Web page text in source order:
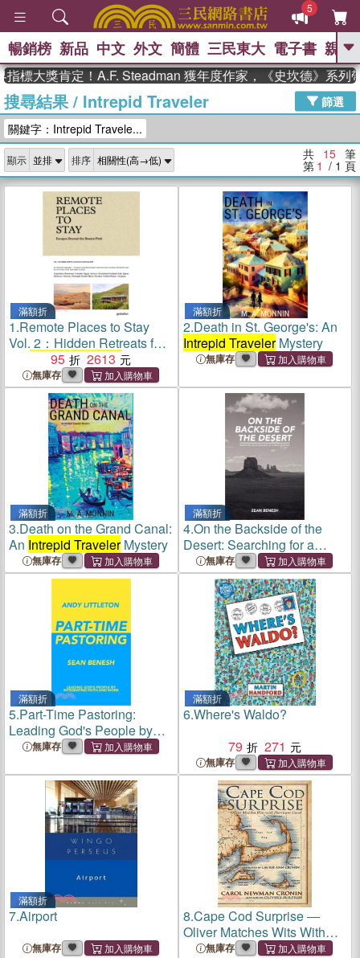
5
GO
熱搜： 東野圭吾 高希均教授回憶錄
、 The Odyssey 、 父親節 、 如果歷
獎 臺灣漫遊錄 、 方念華 、 台灣的李
登輝時代
數學女孩：黎曼猜想 、
偉大的迷走神經
暢銷榜 新品 中文 外文 簡體 三民東大 電子書 親子
大獎肯定！A.F. Steadman 獲年度作家，《史坎德》系列帶
搜尋結果/ Intrepid Traveler
篩選
關鍵字：Intrepid Travele...
顯示 排序 共 15 筆
第 1 / 1 頁
滿額折
1.Remote Places to Stay
Vol. 2：Hidden Retreats for
Intrepid Traveler
95 2613
無庫存
滿額折
2.Death in St. George's: An
Intrepid TravelerMystery
無庫存
滿額折
3.Death on the Grand Canal:
An Intrepid TravelerMystery
無庫存
滿額折
4.On the Backside of the
Desert: Searching for a
Theology of Church Planting
無庫存
滿額折
5.Part-Time Pastoring:
Leading God's People by
Integrating Faith and Work
無庫存
滿額折
6.Where's Waldo?
79
271
無庫存
滿額折
7.Airport
無庫存
8.Cape Cod Surprise ―
Oliver Matches Wits With
Hurricane Carol
無庫存